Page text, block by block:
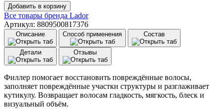
Количество
товара
Филлер
для
поврежденных
и
сухих
волос
Lador
Perfect
Hair
Fiii-
Добавить в корзину
Все товары бренда Lador
Артикул: 8809500817376
Описание Способ применения Состав
Детали Отзывы
Филлер помогает восстановить повреждённые волосы,
заполняет повреждённые участки структуры и разглаживает
кутикулу. Возвращает волосам гладкость, мягкость, блеск и
визуальный объём.